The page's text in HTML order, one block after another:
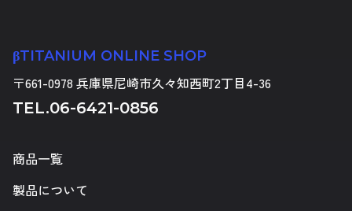
βTITANIUM ONLINE SHOP
〒661-0978 兵庫県尼崎市久々知西町2丁目4-36
TEL.06-6421-0856
商品一覧
製品について